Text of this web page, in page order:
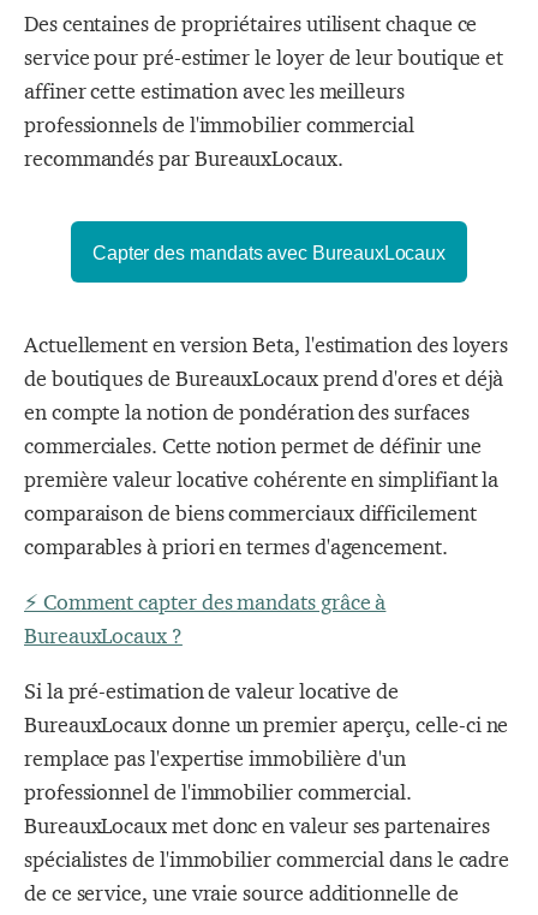
Des centaines de propriétaires utilisent chaque ce
service pour pré-estimer le loyer de leur boutique et
affiner cette estimation avec les meilleurs
professionnels de l'immobilier commercial
recommandés par BureauxLocaux.
Capter des mandats avec BureauxLocaux
Actuellement en version Beta, l'estimation des loyers
de boutiques de BureauxLocaux prend d'ores et déjà
en compte la notion de pondération des surfaces
commerciales. Cette notion permet de définir une
première valeur locative cohérente en simplifiant la
comparaison de biens commerciaux difficilement
comparables à priori en termes d'agencement.
⚡️ Comment capter des mandats grâce à
BureauxLocaux ?
Si la pré-estimation de valeur locative de
BureauxLocaux donne un premier aperçu, celle-ci ne
remplace pas l'expertise immobilière d'un
professionnel de l'immobilier commercial.
BureauxLocaux met donc en valeur ses partenaires
spécialistes de l'immobilier commercial dans le cadre
de ce service, une vraie source additionnelle de